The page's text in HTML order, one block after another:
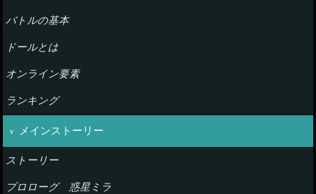
バトルの基本
ドールとは
オンライン要素
ランキング
メインストーリー
ストーリー
プロローグ 惑星ミラ